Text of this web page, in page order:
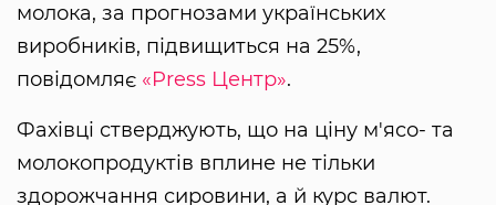
молока, за прогнозами українських
виробників, підвищиться на 25%,
повідомляє «Press Центр».
Фахівці стверджують, що на ціну м'ясо- та
молокопродуктів вплине не тільки
здорожчання сировини, а й курс валют.